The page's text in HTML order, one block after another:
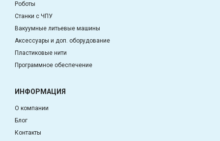
Роботы
Станки с ЧПУ
Вакуумные литьевые машины
Аксессуары и доп. оборудование
Пластиковые нити
Программное обеспечение
ИНФОРМАЦИЯ
О компании
Блог
Контакты